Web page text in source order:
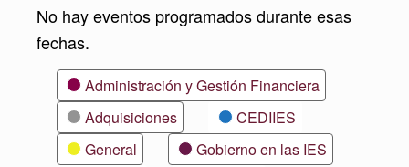
No hay eventos programados durante esas
fechas.
CategoríasAdministración y Gestión Financiera
Adquisiciones
CEDIIES
General
Gobierno en las IES